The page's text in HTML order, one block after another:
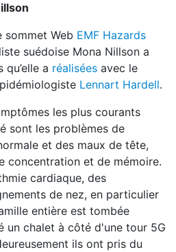
sommet Web EMF Hazards
suédoise Mona Nillson a
a réalisées avec le
Lennart Hardell.
les plus courants
sont les problèmes de
et des maux de tête,
concentration et de mémoire.
cardiaque, des
de nez, en particulier
entière est tombée
un chalet à côté d'une tour 5G
ils ont pris du